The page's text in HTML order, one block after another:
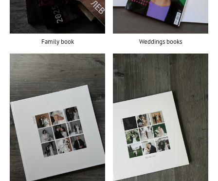
Family book Weddings books